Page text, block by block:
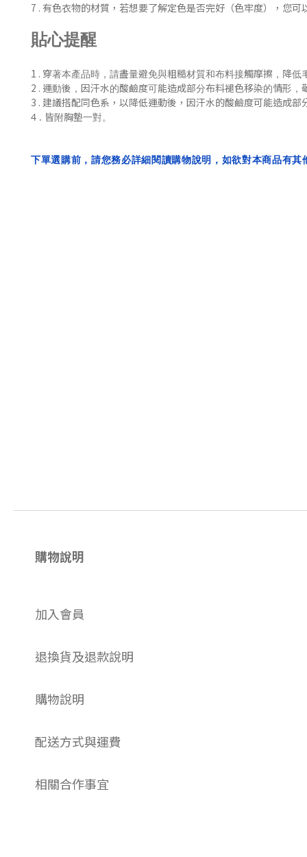
7 . 有色衣物的材質，若想要了解定色是否完好（色牢度），您
貼心提醒
1 . 穿著本產品時，請盡量避免與粗糙材質和布料接觸摩擦，降低
2 . 運動後， 因汗水的酸鹼度可能造成部分布料褪色移染的情形，
3 . 建議搭配同色系， 以降低運動後， 因汗水的酸鹼度可能造成部
4 . 皆附胸墊一對。
下單選購前，請您務必詳細閱讀購物說明，如欲對本商品有
購物說明
加入會員
退換貨及退款說明
購物說明
配送方式與運費
相關合作事宜